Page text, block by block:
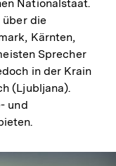
Nationalstaat.
die
Kärnten,
Sprecher
in der Krain
(Ljubljana).
und